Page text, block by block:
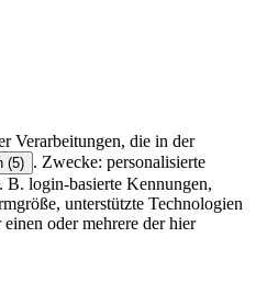
Verarbeitungen, die in der
(5) . Zwecke: personalisierte
B. login-basierte Kennungen,
unterstützte Technologien
oder mehrere der hier